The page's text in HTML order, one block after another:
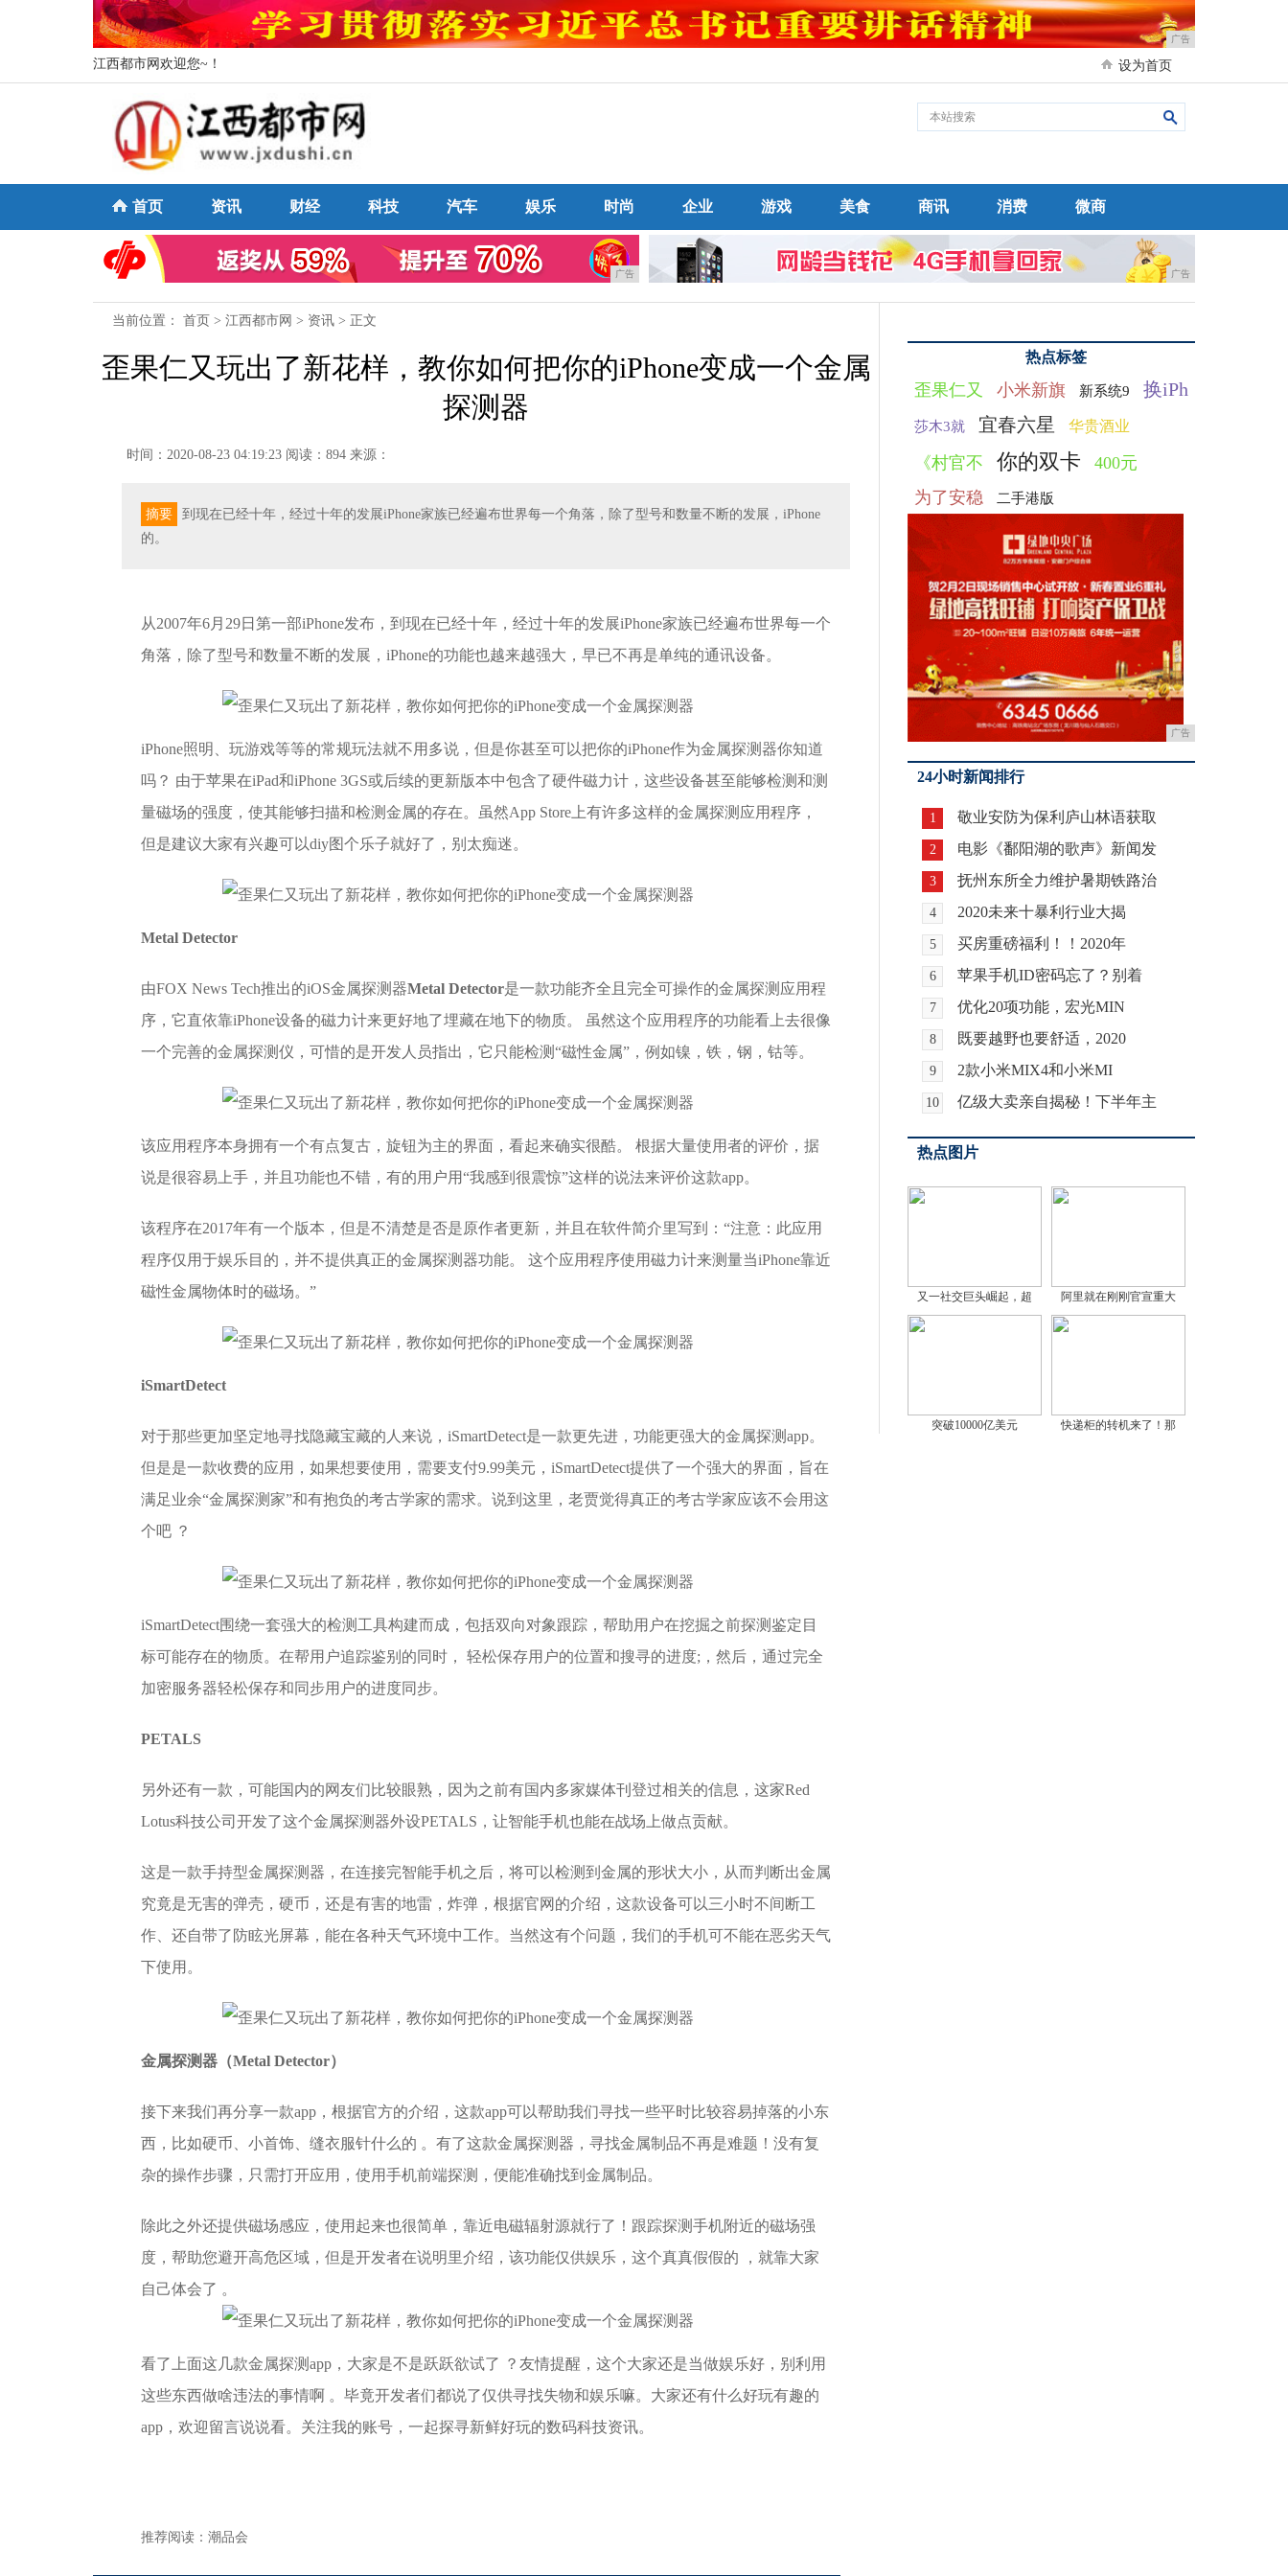
广告
江西都市网欢迎您~！ 设为首页
首页 资讯 财经 科技 汽车 娱乐 时尚 企业 游戏 美食 商讯 消费 微商
广告 广告
当前位置： 首页 > 江西都市网 > 资讯 > 正文
歪果仁又玩出了新花样，教你如何把你的iPhone变成一个金属
探测器
时间：2020-08-23 04:19:23 阅读：894 来源：
摘要
到现在已经十年，经过十年的发展iPhone家族已经遍布世界每一个角落，除了型号和数量不断的发展，iPhone
的。
从2007年6月29日第一部iPhone发布，到现在已经十年，经过十年的发展iPhone家族已经遍布世界每一个
角落，除了型号和数量不断的发展，iPhone的功能也越来越强大，早已不再是单纯的通讯设备。
iPhone照明、玩游戏等等的常规玩法就不用多说，但是你甚至可以把你的iPhone作为金属探测器你知道
吗？ 由于苹果在iPad和iPhone 3GS或后续的更新版本中包含了硬件磁力计，这些设备甚至能够检测和测
量磁场的强度，使其能够扫描和检测金属的存在。虽然App Store上有许多这样的金属探测应用程序，
但是建议大家有兴趣可以diy图个乐子就好了，别太痴迷。
Metal Detector
由FOX News Tech推出的iOS金属探测器Metal Detector是一款功能齐全且完全可操作的金属探测应用程
序，它直依靠iPhone设备的磁力计来更好地了埋藏在地下的物质。 虽然这个应用程序的功能看上去很像
一个完善的金属探测仪，可惜的是开发人员指出，它只能检测“磁性金属”，例如镍，铁，钢，钴等。
该应用程序本身拥有一个有点复古，旋钮为主的界面，看起来确实很酷。 根据大量使用者的评价，据
说是很容易上手，并且功能也不错，有的用户用“我感到很震惊”这样的说法来评价这款app。
该程序在2017年有一个版本，但是不清楚是否是原作者更新，并且在软件简介里写到：“注意：此应用
程序仅用于娱乐目的，并不提供真正的金属探测器功能。 这个应用程序使用磁力计来测量当iPhone靠近
磁性金属物体时的磁场。”
iSmartDetect
对于那些更加坚定地寻找隐藏宝藏的人来说，iSmartDetect是一款更先进，功能更强大的金属探测app。
但是是一款收费的应用，如果想要使用，需要支付9.99美元，iSmartDetect提供了一个强大的界面，旨在
满足业余“金属探测家”和有抱负的考古学家的需求。说到这里，老贾觉得真正的考古学家应该不会用这
个吧 ？
iSmartDetect围绕一套强大的检测工具构建而成，包括双向对象跟踪，帮助用户在挖掘之前探测鉴定目
标可能存在的物质。在帮用户追踪鉴别的同时， 轻松保存用户的位置和搜寻的进度;，然后，通过完全
加密服务器轻松保存和同步用户的进度同步。
PETALS
另外还有一款，可能国内的网友们比较眼熟，因为之前有国内多家媒体刊登过相关的信息，这家Red
Lotus科技公司开发了这个金属探测器外设PETALS，让智能手机也能在战场上做点贡献。
这是一款手持型金属探测器，在连接完智能手机之后，将可以检测到金属的形状大小，从而判断出金属
究竟是无害的弹壳，硬币，还是有害的地雷，炸弹，根据官网的介绍，这款设备可以三小时不间断工
作、还自带了防眩光屏幕，能在各种天气环境中工作。当然这有个问题，我们的手机可不能在恶劣天气
下使用。
金属探测器（Metal Detector）
接下来我们再分享一款app，根据官方的介绍，这款app可以帮助我们寻找一些平时比较容易掉落的小东
西，比如硬币、小首饰、缝衣服针什么的 。有了这款金属探测器，寻找金属制品不再是难题！没有复
杂的操作步骤，只需打开应用，使用手机前端探测，便能准确找到金属制品。
除此之外还提供磁场感应，使用起来也很简单，靠近电磁辐射源就行了！跟踪探测手机附近的磁场强
度，帮助您避开高危区域，但是开发者在说明里介绍，该功能仅供娱乐，这个真真假假的 ，就靠大家
自己体会了 。
看了上面这几款金属探测app，大家是不是跃跃欲试了 ？友情提醒，这个大家还是当做娱乐好，别利用
这些东西做啥违法的事情啊 。毕竟开发者们都说了仅供寻找失物和娱乐嘛。大家还有什么好玩有趣的
app，欢迎留言说说看。关注我的账号，一起探寻新鲜好玩的数码科技资讯。
推荐阅读： 潮品会
热点标签
歪果仁又 小米新旗 新系统9 换iPh
莎木3就 宜春六星 华贵酒业
《村官不 你的双卡
400元
为了安稳
二手港版
广告
24小时新闻排行
1 敬业安防为保利庐山林语获取
2 电影《鄱阳湖的歌声》新闻发
3 抚州东所全力维护暑期铁路治
4 2020未来十暴利行业大揭
5 买房重磅福利！！2020年
6 苹果手机ID密码忘了？别着
7 优化20项功能，宏光MIN
8 既要越野也要舒适，2020
9 2款小米MIX4和小米MI
10 亿级大卖亲自揭秘！下半年主
热点图片
又一社交巨头崛起，超 阿里就在刚刚官宣重大
突破10000亿美元 快递柜的转机来了！那